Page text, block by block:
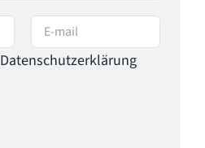
Datenschutzerklärung